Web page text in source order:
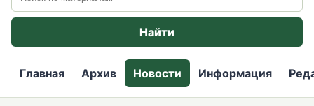
Найти
Главная Архив Новости Информация